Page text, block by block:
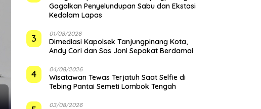
Gagalkan Penyelundupan Sabu dan Ekstasi
Kedalam Lapas
3 01/08/2026
Dimediasi Kapolsek Tanjungpinang Kota,
Andy Cori dan Sas Joni Sepakat Berdamai
4 04/08/2026
Wisatawan Tewas Terjatuh Saat Selfie di
Tebing Pantai Semeti Lombok Tengah
03/08/2026